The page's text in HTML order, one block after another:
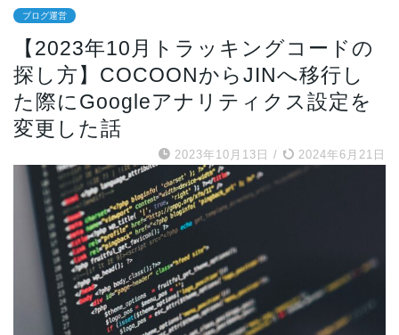
ブログ運営
【2023年10月トラッキングコードの
探し方】COCOONからJINへ移行し
た際にGoogleアナリティクス設定を
変更した話
2023年10月13日 / 2024年6月21日